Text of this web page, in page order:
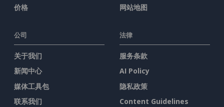
价格
网站地图
公司
关于我们
新闻中心
媒体工具包
联系我们
法律
服务条款
AI Policy
隐私政策
Content Guidelines